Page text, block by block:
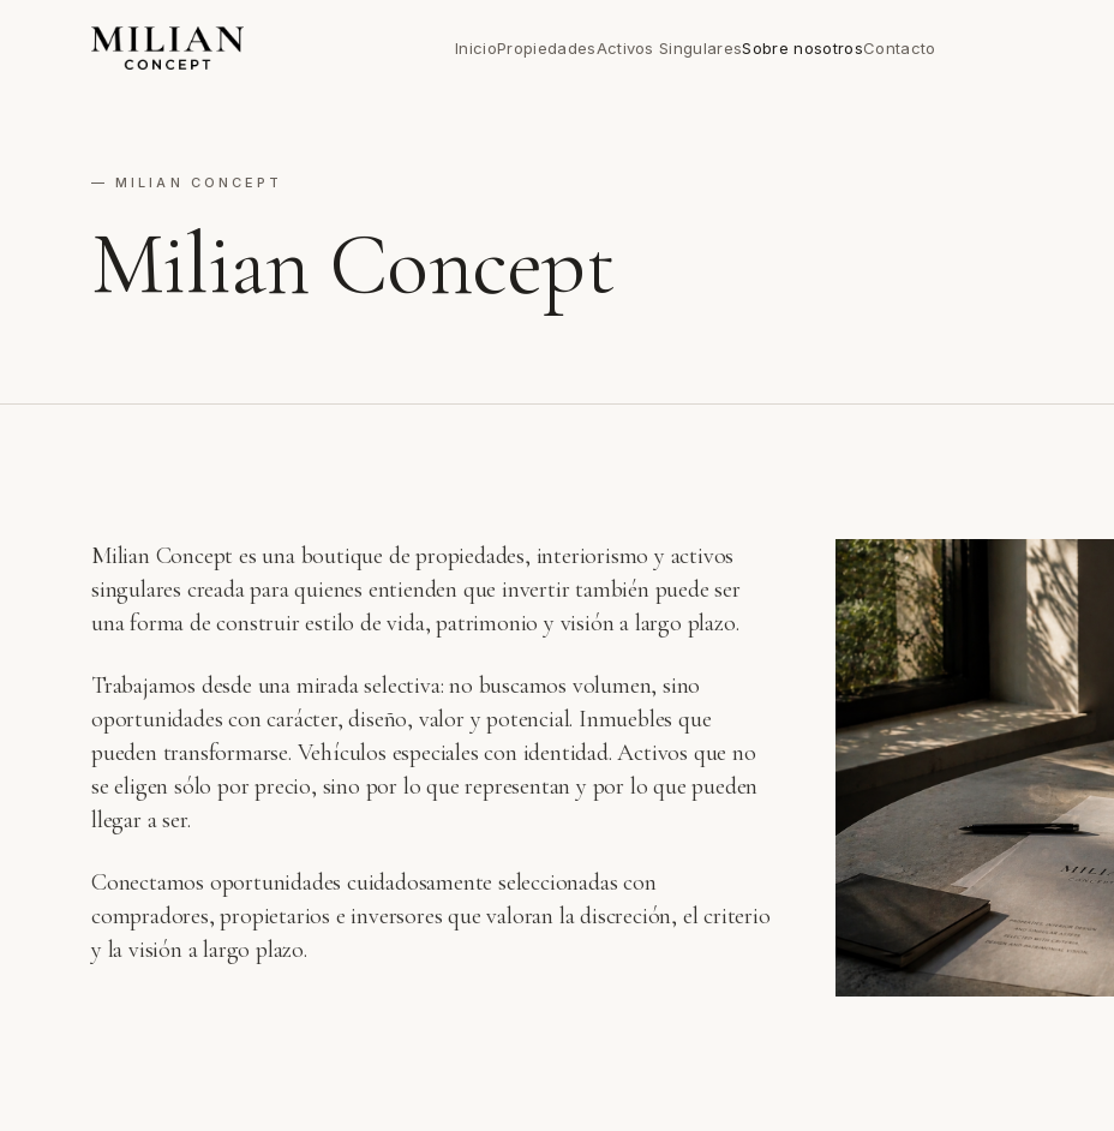
InicioPropiedadesActivos SingularesSobre nosotrosContacto
— MILIAN CONCEPT
Milian Concept
Milian Concept es una boutique de propiedades, interiorismo y activos
singulares creada para quienes entienden que invertir también puede ser
una forma de construir estilo de vida, patrimonio y visión a largo plazo.
Trabajamos desde una mirada selectiva: no buscamos volumen, sino
oportunidades con carácter, diseño, valor y potencial. Inmuebles que
pueden transformarse. Vehículos especiales con identidad. Activos que no
se eligen sólo por precio, sino por lo que representan y por lo que pueden
llegar a ser.
Conectamos oportunidades cuidadosamente seleccionadas con
compradores, propietarios e inversores que valoran la discreción, el criterio
y la visión a largo plazo.